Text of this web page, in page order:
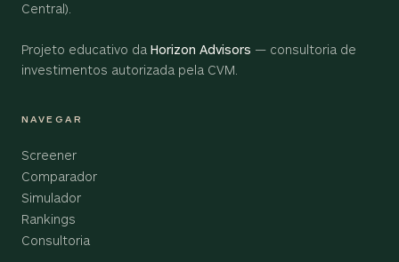
Central).
Projeto educativo da Horizon Advisors — consultoria de
investimentos autorizada pela CVM.
NAVEGAR
Screener
Comparador
Simulador
Rankings
Consultoria